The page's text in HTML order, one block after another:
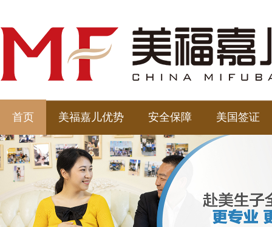
首页 美福嘉儿优势 安全保障 美国签证